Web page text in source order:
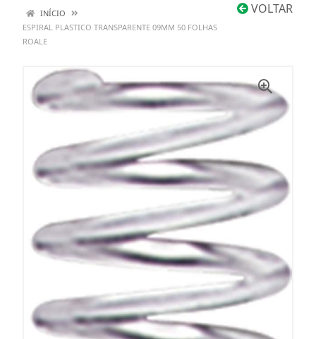
VOLTAR
INÍCIO
ESPIRAL PLASTICO TRANSPARENTE 09MM 50 FOLHAS
ROALE